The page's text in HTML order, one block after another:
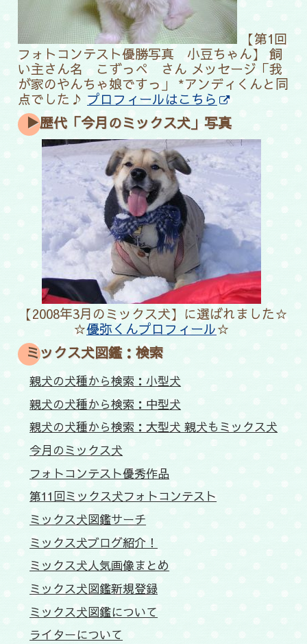
【第1回
フォトコンテスト優勝写真 小豆ちゃん】飼
い主さん名 こずっぺ さん メッセージ「我
が家のやんちゃ娘ですっ」 *アンディくんと同
点でした♪ プロフィールはこちら
▶歴代「今月のミックス犬」写真
【2008年3月のミックス犬】に選ばれました☆
☆優弥くんプロフィール☆
ミックス犬図鑑：検索
親犬の犬種から検索：小型犬
親犬の犬種から検索：中型犬
親犬の犬種から検索：大型犬 親犬もミックス犬
今月のミックス犬
フォトコンテスト優秀作品
第11回ミックス犬フォトコンテスト
ミックス犬図鑑サーチ
ミックス犬ブログ紹介！
ミックス犬人気画像まとめ
ミックス犬図鑑新規登録
ミックス犬図鑑について
ライターについて